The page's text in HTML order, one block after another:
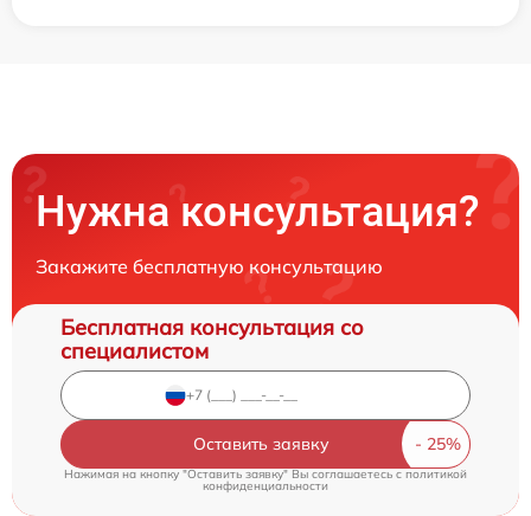
Нужна консультация?
Закажите бесплатную консультацию
Бесплатная консультация со
специалистом
Оставить заявку
Нажимая на кнопку "Оставить заявку" Вы соглашаетесь cполитикой
конфиденциальности